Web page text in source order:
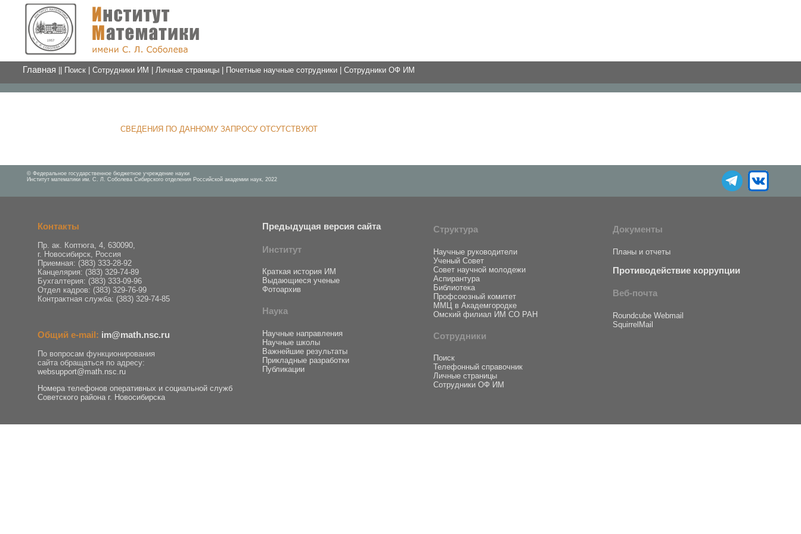
Главная Поиск |Сотрудники ИМ |Личные страницы Почетные научные сотрудники |Сотрудники ОФ ИМ
СВЕДЕНИЯ ПО ДАННОМУ ЗАПРОСУ ОТСУТСТВУЮТ
© Федеральное государственное бюджетное учреждение науки
Институт математики им. С. Л. Соболева Сибирского отделения Российской академии наук, 2022
Контакты
Пр. ак. Коптюга, 4, 630090,
г. Новосибирск, Россия
Приемная: (383) 333-28-92
Канцелярия: (383) 329-74-89
Бухгалтерия: (383) 333-09-96
Отдел кадров: (383) 329-76-99
Контрактная служба: (383) 329-74-85
Общий e-mail: im@math.nsc.ru
По вопросам функционирования
сайта обращаться по адресу:
websupport@math.nsc.ru
Номера телефонов оперативных и социальной служб
Советского района г. Новосибирска
Предыдущая версия сайта
Институт
Краткая история ИМ
Выдающиеся ученые
Фотоархив
Наука
Научные направления
Научные школы
Важнейшие результаты
Прикладные разработки
Публикации
Структура
Научные руководители
Ученый Совет
Совет научной молодежи
Аспирантура
Библиотека
Профсоюзный комитет
ММЦ в Академгородке
Омский филиал ИМ СО РАН
Сотрудники
Поиск
Телефонный справочник
Личные страницы
Сотрудники ОФ ИМ
Документы
Планы и отчеты
Противодействие коррупции
Веб-почта
Roundcube Webmail
SquirrelMail